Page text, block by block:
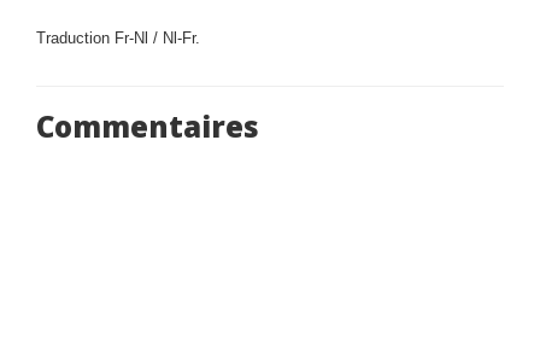
Traduction Fr-Nl / Nl-Fr.
Commentaires